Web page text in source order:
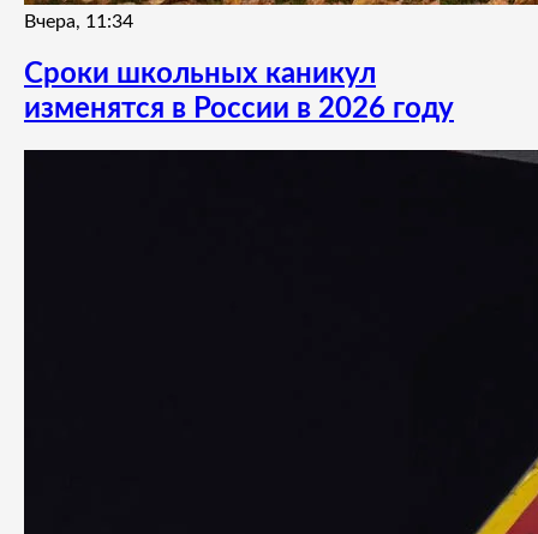
Вчера, 11:34
Сроки школьных каникул
изменятся в России в 2026 году